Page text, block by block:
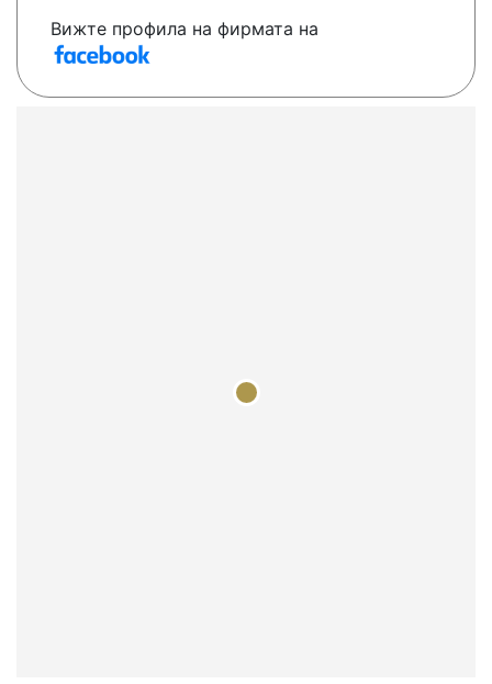
Вижте профила на фирмата на